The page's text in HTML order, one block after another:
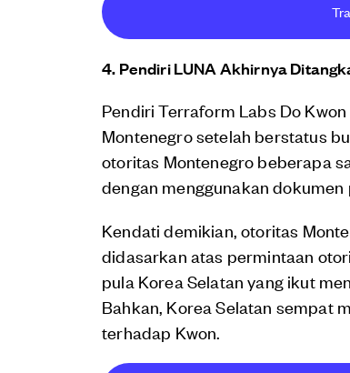
4. Pendiri LUNA Akhirnya
Pendiri Terraform Labs Do
Montenegro setelah berstatus
otoritas Montenegro beberapa
dengan menggunakan dokumen
Kendati demikian, otoritas
didasarkan atas permintaan
pula Korea Selatan yang ikut
Bahkan, Korea Selatan sempat
terhadap Kwon.